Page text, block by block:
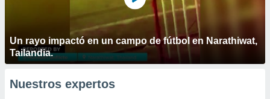
Un rayo impactó en un campo de fútbol en Narathiwat,
Tailandia.
Nuestros expertos